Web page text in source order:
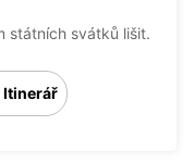
státních svátků lišit.
Itinerář